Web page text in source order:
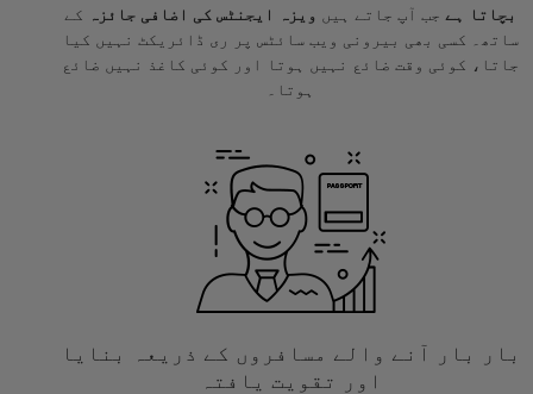
بچاتا ہے جب آپ جاتے ہیں ویزہ ایجنٹس کی اضافی جائزہ
کے
ساتھ۔ کسی بھی بیرونی ویب سائٹس پر ری ڈائریکٹ نہیں کیا
جاتا، کوئی وقت ضائع نہیں ہوتا اور کوئی کاغذ نہیں ضائع
ہوتا۔
بار بار آنے والے مسافروں کے ذریعہ بنایا
اور تقویت یافتہ